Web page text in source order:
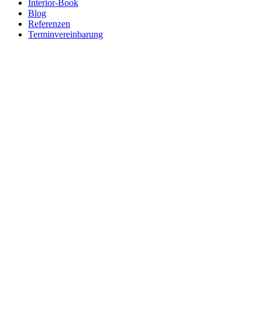
Interior-Book
Blog
Referenzen
Terminvereinbarung